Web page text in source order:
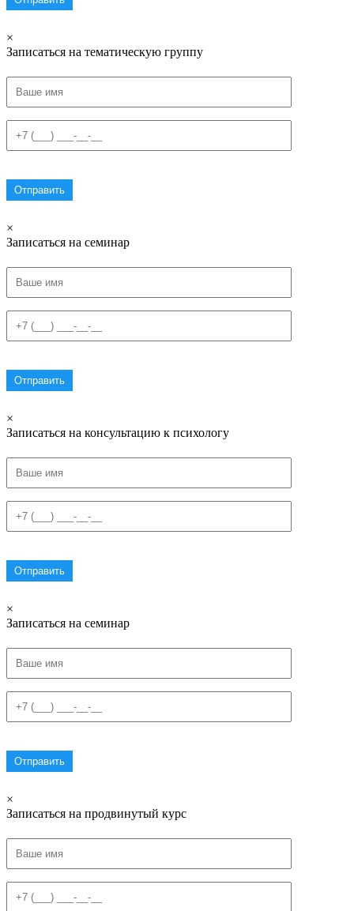
×
Записаться на тематическую группу
×
Записаться на семинар
×
Записаться на консультацию к психологу
×
Записаться на семинар
×
Записаться на продвинутый курс